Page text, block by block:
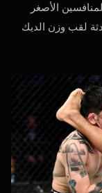
الأصغر
لقب وزن الديك